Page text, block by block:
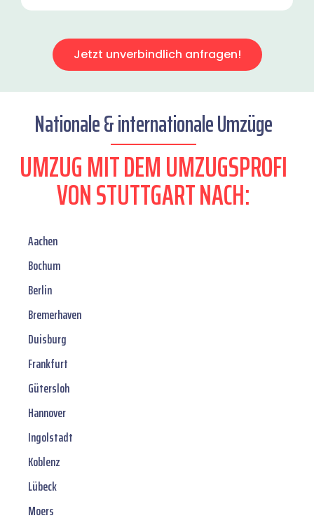
Jetzt unverbindlich anfragen!
Nationale & internationale Umzüge
UMZUG MIT DEM UMZUGSPROFI
VON STUTTGART NACH:
Aachen
Bochum
Berlin
Bremerhaven
Duisburg
Frankfurt
Gütersloh
Hannover
Ingolstadt
Koblenz
Lübeck
Moers